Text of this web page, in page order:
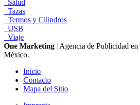
Salud
Tazas
Termos y Cilindros
USB
Viaje
One Marketing | Agencia de Publicidad
México.
Inicio
Contacto
Mapa del Sitio